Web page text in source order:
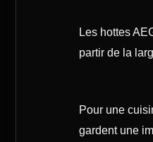
Les hottes
partir de la
Pour une
gardent une